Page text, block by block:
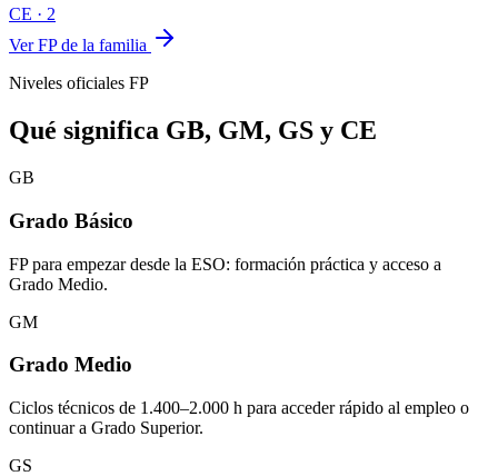
CE · 2
Ver FP de la familia
Niveles oficiales FP
Qué significa GB, GM, GS y CE
GB
Grado Básico
FP para empezar desde la ESO: formación práctica y acceso a
Grado Medio.
GM
Grado Medio
Ciclos técnicos de 1.400–2.000 h para acceder rápido al empleo o
continuar a Grado Superior.
GS